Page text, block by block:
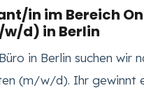
in im Be­reich
d) in Berlin
in Berlin suchen wir
(m/w/d). Ihr gewinnt